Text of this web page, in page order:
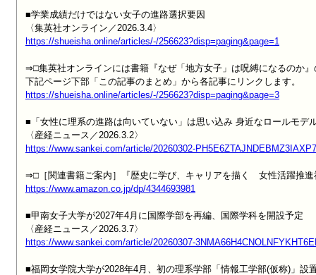
■学業成績だけではない女子の進路選択要因
https://shueisha.online/articles/-/256623?disp=paging&page=1
⇒□集英社オンラインには書籍『なぜ「地方女子」は呪縛になるのか
https://shueisha.online/articles/-/256623?disp=paging&page=3
■「女性に理系の進路は向いていない」は思い込み 身近なロールモデ
https://www.sankei.com/article/20260302-
https://www.amazon.co.jp/dp/4344693981
■甲南女子大学が2027年4月に国際学部を再編、国際学科を開設予定
https://www.sankei.com/article/20260307-
■福岡女学院大学が2028年4月、初の理系学部「情報工学部(仮称)」設